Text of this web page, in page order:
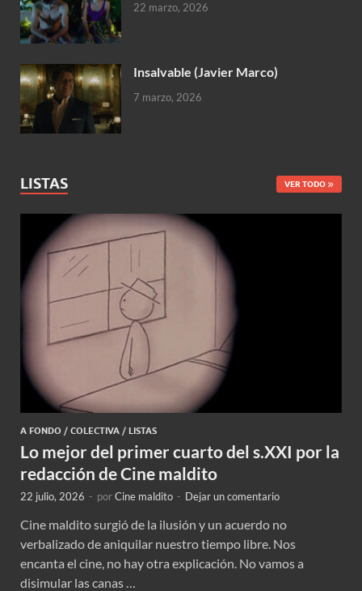
22 marzo, 2026
Insalvable (Javier Marco)
7 marzo, 2026
LISTAS VER TODO
A FONDO / COLECTIVA / LISTAS
Lo mejor del primer cuarto del s.XXI por la
redacción de Cine maldito
22 julio, 2026 - porCine maldito - Dejar un comentario
Cine maldito surgió de la ilusión y un acuerdo no
verbalizado de aniquilar nuestro tiempo libre. Nos
encanta el cine, no hay otra explicación. No vamos a
disimular las canas …